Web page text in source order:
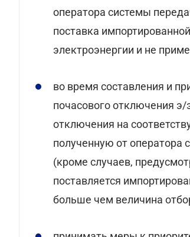
оператора системы
поставка
электроэнергии и не
во время составления и
почасового отключения
отключения на
полученную от оператора
(кроме случаев,
поставляется
больше чем величина